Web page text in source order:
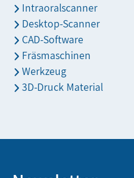
Intraoralscanner
Desktop-Scanner
CAD-Software
Fräsmaschinen
Werkzeug
3D-Druck Material